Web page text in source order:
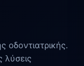
οδοντιατρικής.
λύσεις